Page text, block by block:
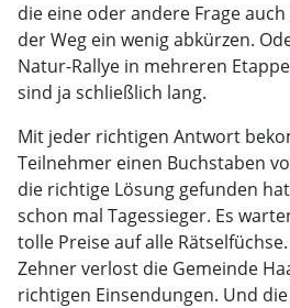
die eine oder andere Frage
der Weg ein wenig abkürzen.
Natur-Rallye in mehreren
sind ja schließlich lang.
Mit jeder richtigen Antwort
Teilnehmer einen Buchstaben
die richtige Lösung gefunden
schon mal Tagessieger. Es
tolle Preise auf alle
Zehner verlost die Gemeinde
richtigen Einsendungen. Und